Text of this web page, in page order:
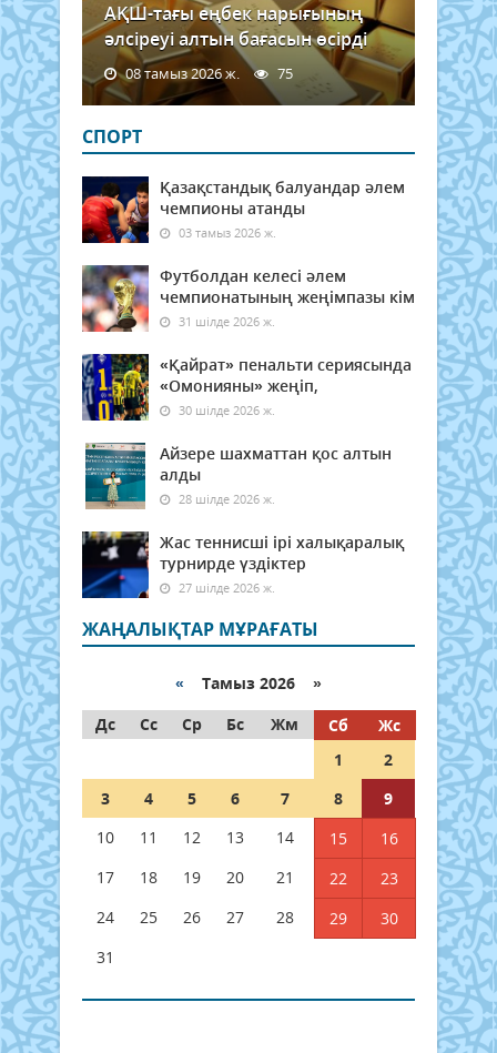
АҚШ-тағы еңбек нарығының
әлсіреуі алтын бағасын өсірді
08 тамыз 2026 ж. 75
СПОРТ
Қазақстандық балуандар әлем
чемпионы атанды
03 тамыз 2026 ж.
Футболдан келесі әлем
чемпионатының жеңімпазы кім
31 шілде 2026 ж.
«Қайрат» пенальти сериясында
«Омонияны» жеңіп,
30 шілде 2026 ж.
Айзере шахматтан қос алтын
алды
28 шілде 2026 ж.
Жас теннисші ірі халықаралық
турнирде үздіктер
27 шілде 2026 ж.
ЖАҢАЛЫҚТАР МҰРАҒАТЫ
« Тамыз 2026 »
Дс
Сс Ср Бс Жм Сб
Жс
1
2
3
4 5 6 7 8
9
10
11 12 13 14 15
16
17
18 19 20 21 22
23
24
25 26 27 28 29
30
31